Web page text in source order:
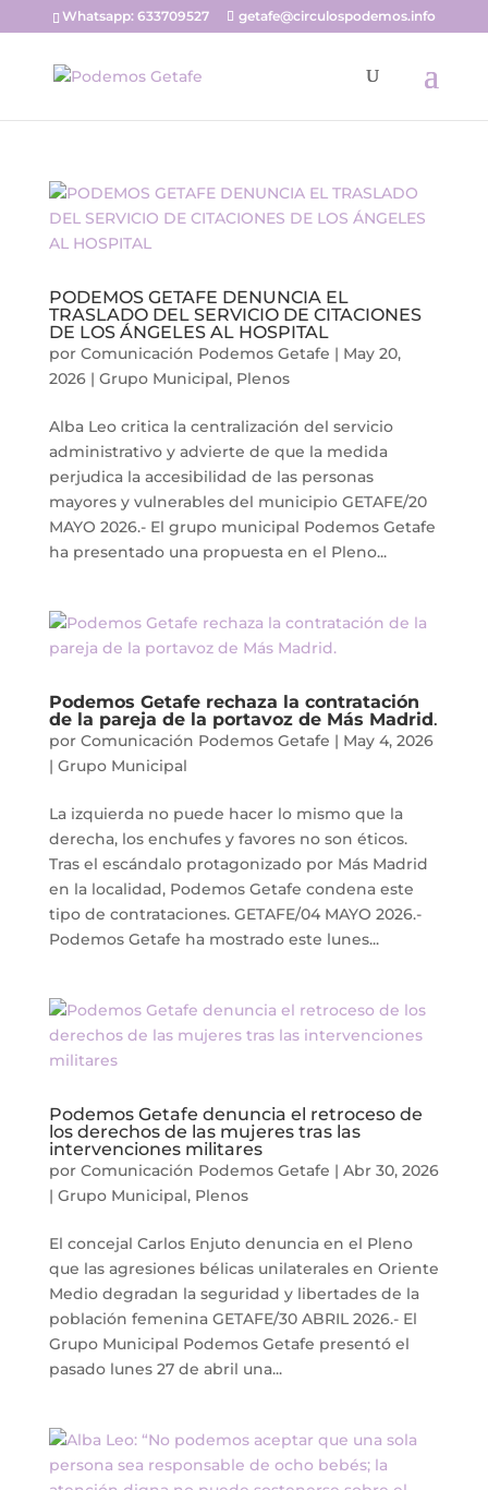
Whatsapp: 633709527 getafe@circulospodemos.info
PODEMOS GETAFE DENUNCIA EL
TRASLADO DEL SERVICIO DE CITACIONES
DE LOS ÁNGELES AL HOSPITAL
por Comunicación Podemos Getafe | May 20,
2026| Grupo Municipal, Plenos
Alba Leo critica la centralización del servicio
administrativo y advierte de que la medida
perjudica la accesibilidad de las personas
mayores y vulnerables del municipio GETAFE/20
MAYO 2026.- El grupo municipal Podemos Getafe
ha presentado una propuesta en el Pleno...
Podemos Getafe rechaza la contratación
de la pareja de la portavoz de Más Madrid.
por Comunicación Podemos Getafe | May 4, 2026
| Grupo Municipal
La izquierda no puede hacer lo mismo que la
derecha, los enchufes y favores no son éticos.
Tras el escándalo protagonizado por Más Madrid
en la localidad, Podemos Getafe condena este
tipo de contrataciones. GETAFE/04 MAYO 2026.-
Podemos Getafe ha mostrado este lunes...
Podemos Getafe denuncia el retroceso de
los derechos de las mujeres tras las
intervenciones militares
por Comunicación Podemos Getafe | Abr 30, 2026
| Grupo Municipal, Plenos
El concejal Carlos Enjuto denuncia en el Pleno
que las agresiones bélicas unilaterales en Oriente
Medio degradan la seguridad y libertades de la
población femenina GETAFE/30 ABRIL 2026.- El
Grupo Municipal Podemos Getafe presentó el
pasado lunes 27 de abril una...